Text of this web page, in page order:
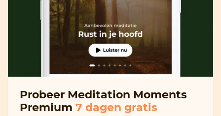
Probeer Meditation Moments
Premium 7 dagen gratis